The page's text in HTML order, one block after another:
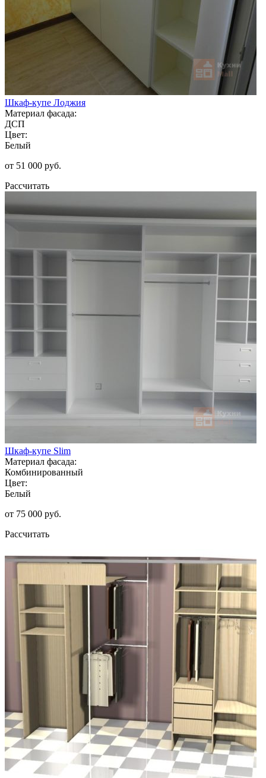
Шкаф-купе Лоджия
Материал фасада:
ДСП
Цвет:
Белый
от 51 000 руб.
Рассчитать
Шкаф-купе Slim
Материал фасада:
Комбинированный
Цвет:
Белый
от 75 000 руб.
Рассчитать